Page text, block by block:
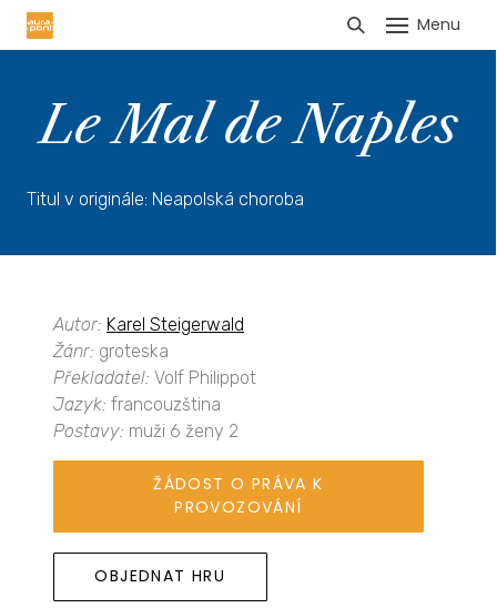
Menu
Le Mal de Naples
Titul v originále: Neapolská choroba
Autor: Karel Steigerwald
Žánr: groteska
Překladatel: Volf Philippot
Jazyk: francouzština
Postavy: muži 6 ženy 2
ŽÁDOST O PRÁVA K
PROVOZOVÁNÍ
OBJEDNAT HRU